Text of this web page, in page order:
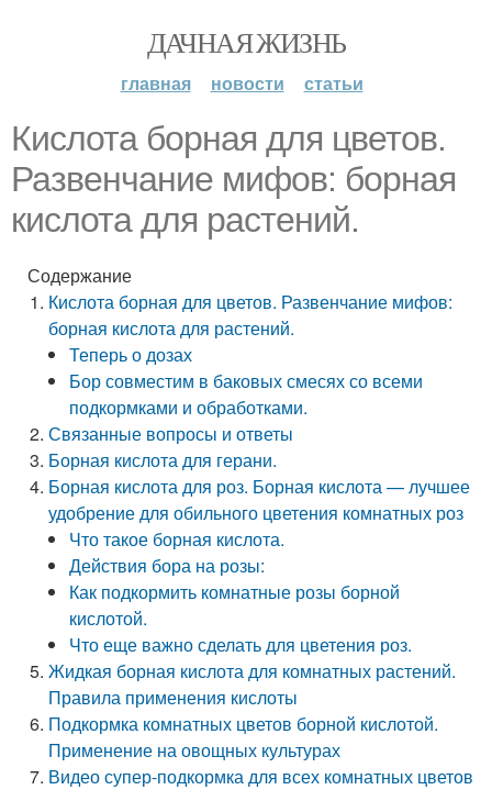
ДАЧНАЯ ЖИЗНЬ
главная новости статьи
Кислота борная для цветов.
Развенчание мифов: борная
кислота для растений.
Содержание
Кислота борная для цветов. Развенчание мифов:
борная кислота для растений.
Теперь о дозах
Бор совместим в баковых смесях со всеми
подкормками и обработками.
Связанные вопросы и ответы
Борная кислота для герани.
Борная кислота для роз. Борная кислота — лучшее
удобрение для обильного цветения комнатных роз
Что такое борная кислота.
Действия бора на розы:
Как подкормить комнатные розы борной
кислотой.
Что еще важно сделать для цветения роз.
Жидкая борная кислота для комнатных растений.
Правила применения кислоты
Подкормка комнатных цветов борной кислотой.
Применение на овощных культурах
Видео супер-подкормка для всех комнатных цветов